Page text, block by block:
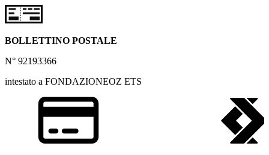
BOLLETTINO POSTALE
N° 92193366
intestato a FONDAZIONEOZ ETS